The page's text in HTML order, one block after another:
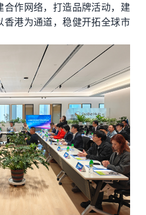
合作网络，打造品牌活动，建
香港为通道，稳健开拓全球市